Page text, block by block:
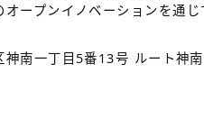
ープンイノベーションを通
神南一丁目5番13号 ルート神